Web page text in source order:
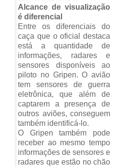
Alcance de visualização
é diferencial
Entre os diferenciais do
caça que o oficial destaca
está a quantidade de
informações, radares e
sensores disponíveis ao
piloto no Gripen. O avião
tem sensores de guerra
eletrônica, que além de
captarem a presença de
outros aviões, conseguem
também identificá-lo.
O Gripen também pode
receber ao mesmo tempo
informações de sensores e
radares que estão no chão